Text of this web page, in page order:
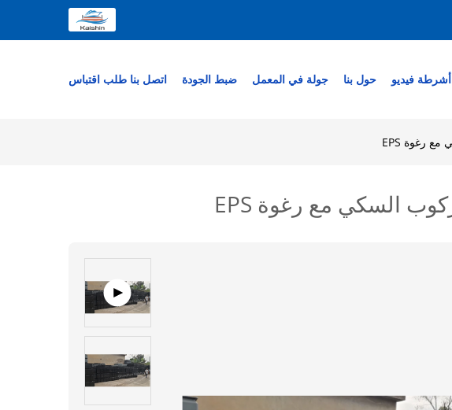
أشرطة فيديو حول بنا جولة في المعمل ضبط الجودة اتصل بنا طلب اقتباس